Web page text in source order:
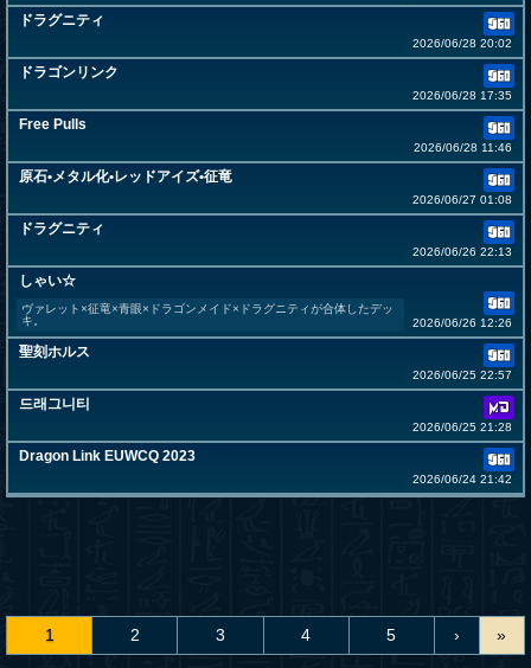
ドラグニティ
2026/06/28 20:02
ドラゴンリンク
2026/06/28 17:35
Free Pulls
2026/06/28 11:46
原石•メタル化•レッドアイズ•征竜
2026/06/27 01:08
ドラグニティ
2026/06/26 22:13
しゃい☆
ヴァレット×征竜×青眼×ドラゴンメイド×ドラグニティが合体したデッ
キ。
2026/06/26 12:26
聖刻ホルス
2026/06/25 22:57
드래그니티
2026/06/25 21:28
Dragon Link EUWCQ 2023
2026/06/24 21:42
1 2 3 4 5 › »